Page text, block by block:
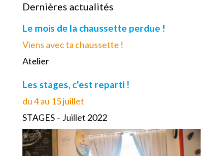
Dernières actualités
Le mois de la chaussette perdue !
Viens avec ta chaussette !
Atelier
Les stages, c'est reparti !
du 4 au 15 juillet
STAGES – Juillet 2022